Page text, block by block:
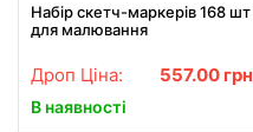
Набір скетч-маркерів 168 шт
для малювання
Дроп Ціна: 557.00 грн
В наявності